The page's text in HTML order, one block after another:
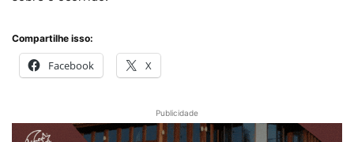
Compartilhe isso:
Facebook X
Publicidade